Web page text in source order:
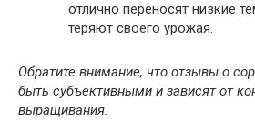
отлично переносят низкие
теряют своего урожая.
Обратите внимание, что отзывы о
быть субъективными и зависят от
выращивания.